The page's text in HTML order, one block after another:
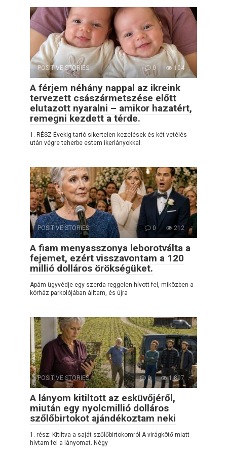
POSITIVE STORIES 0 104
A férjem néhány nappal az ikreink
tervezett császármetszése előtt
elutazott nyaralni – amikor hazatért,
remegni kezdett a térde.
1. RÉSZ Évekig tartó sikertelen kezelések és két vetélés
után végre teherbe estem ikerlányokkal.
POSITIVE STORIES 0 212
A fiam menyasszonya leborotválta a
fejemet, ezért visszavontam a 120
millió dolláros örökségüket.
Apám ügyvédje egy szerda reggelen hívott fel, miközben a
kórház parkolójában álltam, és újra
POSITIVE STORIES 0 1,897
A lányom kitiltott az esküvőjéről,
miután egy nyolcmillió dolláros
szőlőbirtokot ajándékoztam neki
1. rész: Kitiltva a saját szőlőbirtokomról A virágkötő miatt
hívtam fel a lányomat. Négy